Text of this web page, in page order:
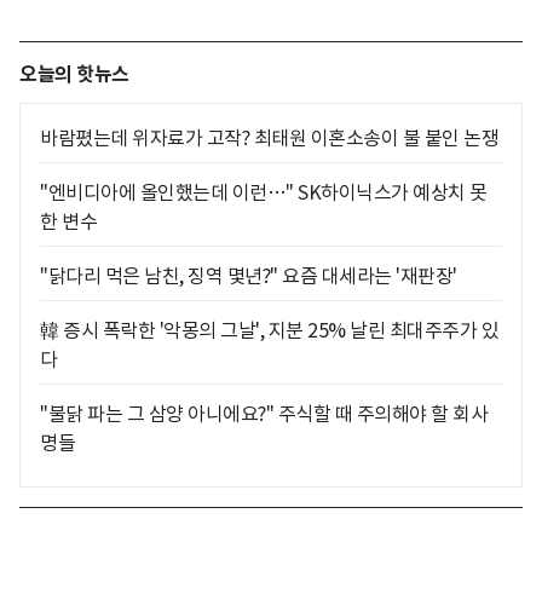
오늘의 핫뉴스
바람폈는데 위자료가 고작? 최태원 이혼소송이 불 붙인 논쟁
"엔비디아에 올인했는데 이런…" SK하이닉스가 예상치 못
한 변수
"닭다리 먹은 남친, 징역 몇년?" 요즘 대세라는 '재판장'
韓 증시 폭락한 '악몽의 그날', 지분 25% 날린 최대주주가 있
다
"불닭 파는 그 삼양 아니에요?" 주식할 때 주의해야 할 회사
명들